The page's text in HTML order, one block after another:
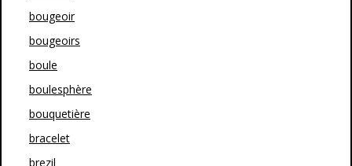
bougeoir
bougeoirs
boule
boulesphère
bouquetière
bracelet
brezil